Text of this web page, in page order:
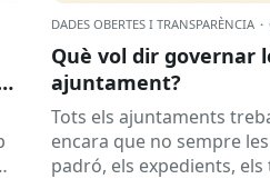
DADES OBERTES I TRANSPARÈNCIA ·
Què vol dir governar
ajuntament?
Tots els ajuntaments
encara que no sempre
padró, els expedients,